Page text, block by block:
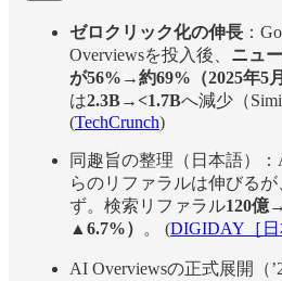
ゼロクリック化の伸長 ：
Overviewsを投入後、 ニュ
が56%→約69%（2025年5月
は2.3B→<1.7Bへ減少（
(TechCrunch)
同趣旨の整理（日本語）
らのリファラルは伸びる
ず。検索リファラル120億
▲6.7%）
。 (DIGIDAY［日
AI Overviewsの正式展開（